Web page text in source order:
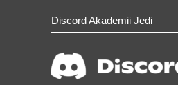
Discord Akademii Jedi